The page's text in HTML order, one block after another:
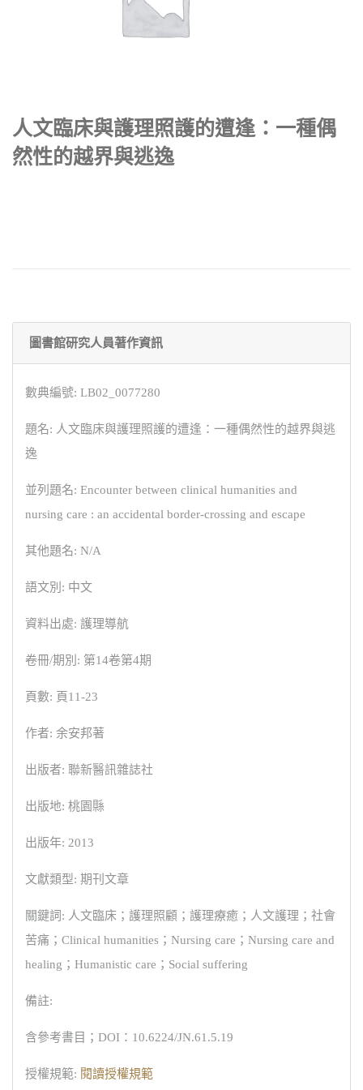
人文臨床與護理照護的遭逢：一種偶
然性的越界與逃逸
圖書館研究人員著作資訊
數典編號: LB02_0077280
題名: 人文臨床與護理照護的遭逢：一種偶然性的越界與逃
逸
並列題名: Encounter between clinical humanities and
nursing care : an accidental border-crossing and escape
其他題名: N/A
語文別: 中文
資料出處: 護理導航
卷冊/期別: 第14卷第4期
頁數: 頁11-23
作者: 余安邦著
出版者: 聯新醫訊雜誌社
出版地: 桃園縣
出版年: 2013
文獻類型: 期刊文章
關鍵詞: 人文臨床；護理照顧；護理療癒；人文護理；社會
苦痛；Clinical humanities；Nursing care；Nursing care and
healing；Humanistic care；Social suffering
備註:
含參考書目；DOI：10.6224/JN.61.5.19
授權規範: 閱讀授權規範